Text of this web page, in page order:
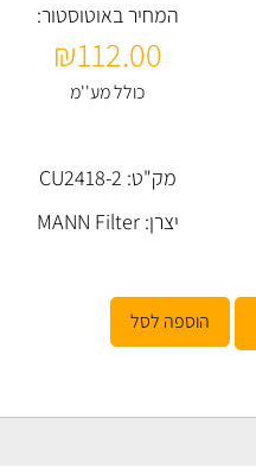
המחיר באוטוסטור:
₪112.00
כולל מע''מ
מק"ט: CU2418-2
יצרן:MANN Filter
הוספה לסל